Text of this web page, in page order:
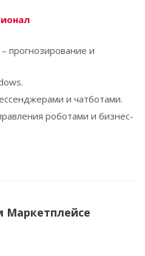
прогнозирование и
и чатботами.
роботами и бизнес-
Маркетплейсе